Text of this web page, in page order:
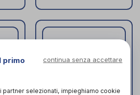
primo
continua senza accettare
partner selezionati, impieghiamo cookie